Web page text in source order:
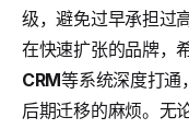
级，避免过早承担过
在快速扩张的品牌，
CRM等系统深度打通
后期迁移的麻烦。无